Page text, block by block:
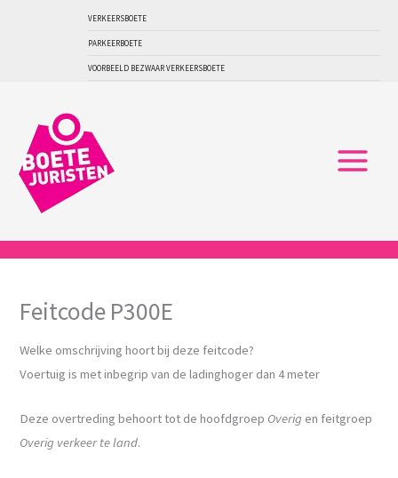
VERKEERSBOETE
PARKEERBOETE
VOORBEELD BEZWAAR VERKEERSBOETE
Feitcode P300E
Welke omschrijving hoort bij deze feitcode?
Voertuig is met inbegrip van de ladinghoger dan 4 meter
Deze overtreding behoort tot de hoofdgroep Overig en feitgroep
Overig verkeer te land.